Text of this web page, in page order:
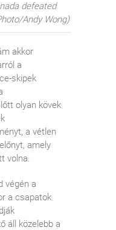
defeated
Andy Wong)
akkor
a
skipek
olyan kövek
a vétlen
amely
volna.
végén a
a csapatok
áll közelebb a